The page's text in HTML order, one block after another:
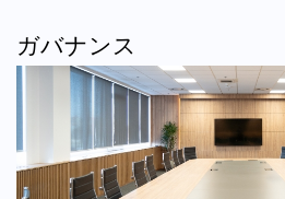
ガバナンス